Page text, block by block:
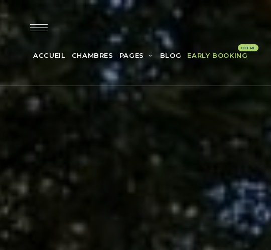
ACCUEIL CHAMBRES PAGES BLOG EARLY BOOKING